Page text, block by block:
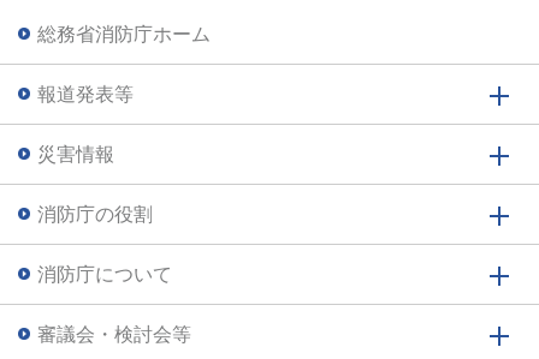
総務省消防庁ホーム
報道発表等
災害情報
消防庁の役割
消防庁について
審議会・検討会等